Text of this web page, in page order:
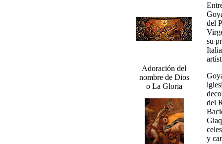
del
su
del
y
Adoración del
nombre de Dios
o La Gloria